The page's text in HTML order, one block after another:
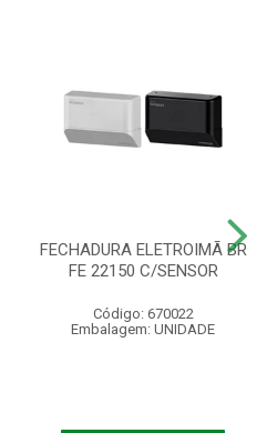
FECHADURA ELETROIMÃ BR
FE 22150 C/SENSOR
Código: 670022
Embalagem: UNIDADE